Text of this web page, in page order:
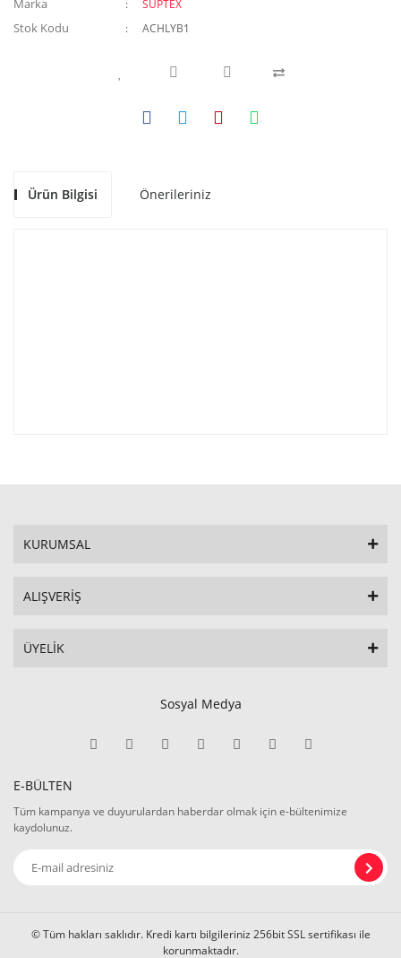
Marka SUPTEX
Stok Kodu ACHLYB1
Ürün Bilgisi Önerileriniz
KURUMSAL
ALIŞVERİŞ
ÜYELİK
Sosyal Medya
E-BÜLTEN
Tüm kampanya ve duyurulardan haberdar olmak için e-bültenimize
kaydolunuz.
© Tüm hakları saklıdır. Kredi kartı bilgileriniz 256bit SSL sertifikası ile
korunmaktadır.